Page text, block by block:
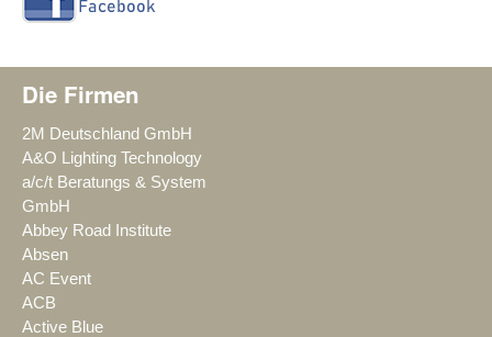
Die Firmen
2M Deutschland GmbH
A&O Lighting Technology
a/c/t Beratungs & System
GmbH
Abbey Road Institute
Absen
AC Event
ACB
Active Blue